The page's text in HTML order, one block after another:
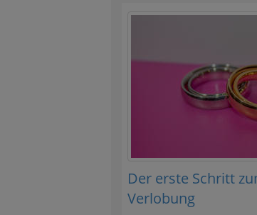
Der erste Schritt
Verlobung